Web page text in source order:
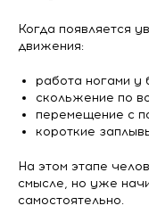
Когда появляется
движения:
работа ногами у
скольжение по
перемещение с
короткие
На этом этапе
смысле, но уже
самостоятельно.